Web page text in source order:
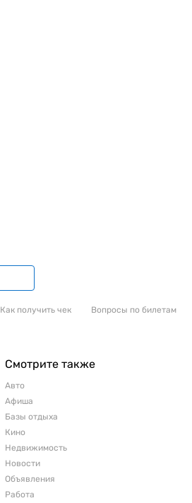
Как получить чек Вопросы по билетам
Смотрите также
Авто
Афиша
Базы отдыха
Кино
Недвижимость
Новости
Объявления
Работа